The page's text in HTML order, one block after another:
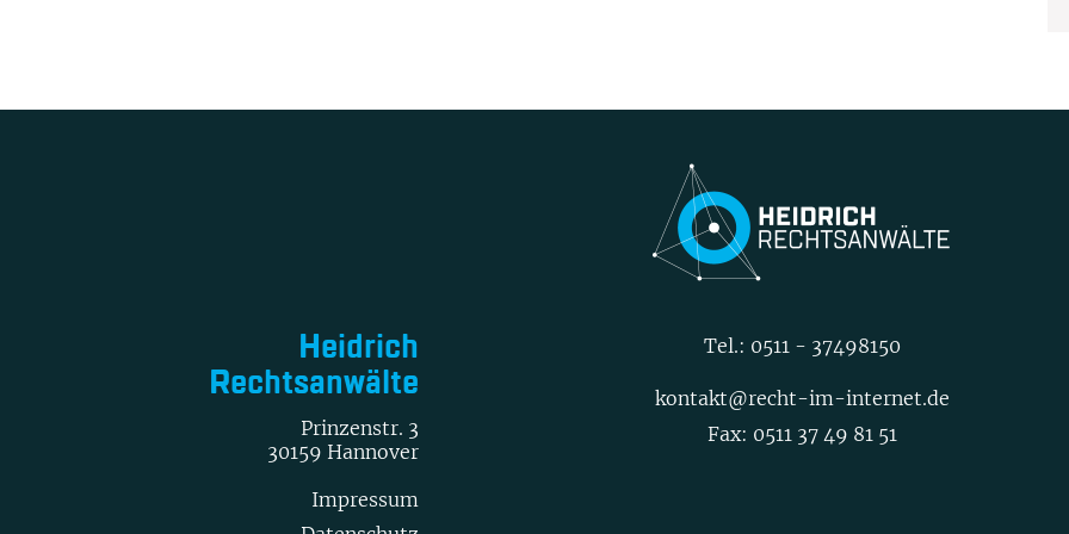
Heidrich
Rechtsanwälte
Prinzenstr. 3
30159 Hannover
Impressum
Tel.: 0511 - 37498150
kontakt@recht-im-internet.de
Fax: 0511 37 49 81 51